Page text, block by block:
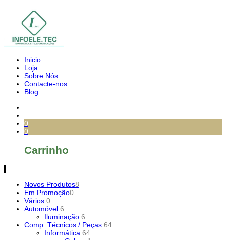
Inicio
Loja
Sobre Nós
Contacte-nos
Blog
0
0
Carrinho
Novos Produtos8
Em Promoção0
Vários 0
Automóvel 6
Iluminação 6
Comp. Técnicos / Peças 64
Informática 64